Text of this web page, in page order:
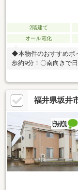
2階建て
オール電化
◆本物件のおすすめポ
歩約9分！〇南向きで
福井県坂井